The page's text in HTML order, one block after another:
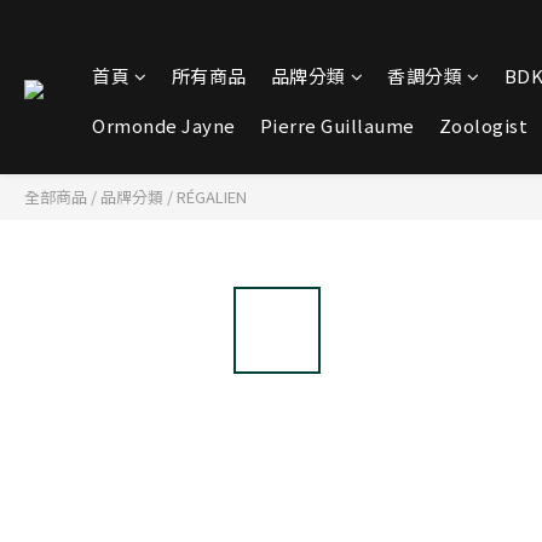
首頁 所有商品 品牌分類 香調分類
Ormonde Jayne
Pierre Guillaume Zoologist
全部商品 / 品牌分類 / RÉGALIEN